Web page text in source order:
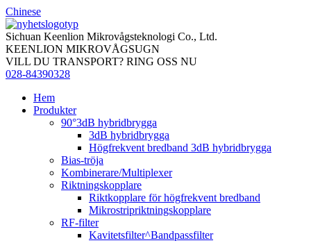
Chinese
Sichuan Keenlion Mikrovågsteknologi Co., Ltd.
KEENLION MIKROVÅGSUGN
VILL DU TRANSPORT? RING OSS NU
028-84390328
Hem
Produkter
90°3dB hybridbrygga
3dB hybridbrygga
Högfrekvent bredband 3dB hybridbrygga
Bias-tröja
Kombinerare/Multiplexer
Riktningskopplare
Riktkopplare för högfrekvent bredband
Mikrostripriktningskopplare
RF-filter
Kavitetsfilter^Bandpassfilter